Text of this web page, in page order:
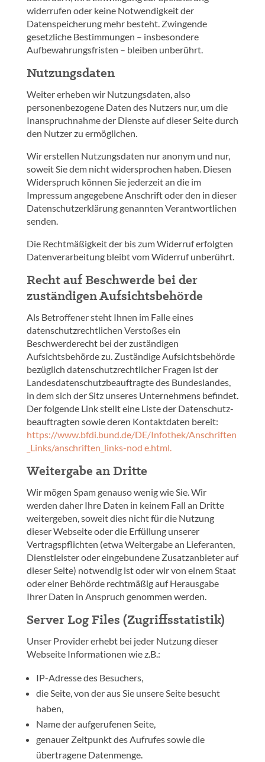
widerrufen oder keine Notwendigkeit der
Datenspeicherung mehr besteht. Zwingende
gesetzliche Bestimmungen – insbesondere
Aufbewahrungsfristen – bleiben unberührt.
Nutzungsdaten
Weiter erheben wir Nutzungsdaten, also
personenbezogene Daten des Nutzers nur, um die
Inanspruchnahme der Dienste auf dieser Seite durch
den Nutzer zu ermöglichen.
Wir erstellen Nutzungsdaten nur anonym und nur,
soweit Sie dem nicht widersprochen haben. Diesen
Widerspruch können Sie jederzeit an die im
Impressum angegebene Anschrift oder den in dieser
Datenschutzerklärung genannten Verantwortlichen
senden.
Die Rechtmäßigkeit der bis zum Widerruf erfolgten
Datenverarbeitung bleibt vom Widerruf unberührt.
Recht auf Beschwerde bei der
zuständigen Aufsichtsbehörde
Als Betroffener steht Ihnen im Falle eines
datenschutzrechtlichen Verstoßes ein
Beschwerderecht bei der zuständigen
Aufsichtsbehörde zu. Zuständige Aufsichtsbehörde
bezüglich datenschutzrechtlicher Fragen ist der
Landesdaten­schutzbeauftragte des Bundeslandes,
in dem sich der Sitz unseres Unternehmens befindet.
Der folgende Link stellt eine Liste der Datenschutz­
beauftragten sowie deren Kontaktdaten bereit:
https://www.bfdi.bund.de/DE/Infothek/Anschriften
_Links/anschriften_links-nod e.html.
Weitergabe an Dritte
Wir mögen Spam genauso wenig wie Sie. Wir
werden daher Ihre Daten in keinem Fall an Dritte
weitergeben, soweit dies nicht für die Nutzung
dieser Webseite oder die Erfüllung unserer
Vertragspflichten (etwa Weitergabe an Lieferanten,
Dienstleister oder eingebundene Zusatzanbieter auf
dieser Seite) notwendig ist oder wir von einem Staat
oder einer Behörde rechtmäßig auf Herausgabe
Ihrer Daten in Anspruch genommen werden.
Server Log Files (Zugriffsstatistik)
Unser Provider erhebt bei jeder Nutzung dieser
Webseite Informationen wie z.B.:
IP-Adresse des Besuchers,
die Seite, von der aus Sie unsere Seite besucht
haben,
Name der aufgerufenen Seite,
genauer Zeitpunkt des Aufrufes sowie die
übertragene Datenmenge.